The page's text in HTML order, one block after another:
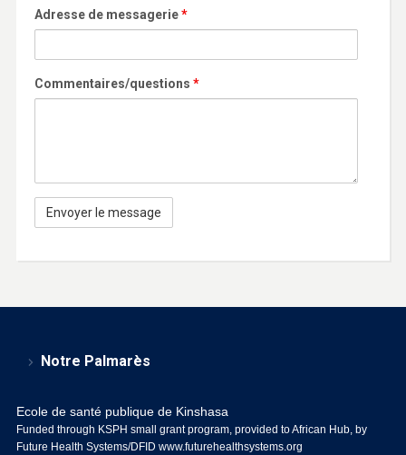
Adresse de messagerie*
Commentaires/questions *
Notre Palmarès
Ecole de santé publique de Kinshasa
Funded through KSPH small grant program, provided to African Hub, by
Future Health Systems/DFID www.futurehealthsystems.org